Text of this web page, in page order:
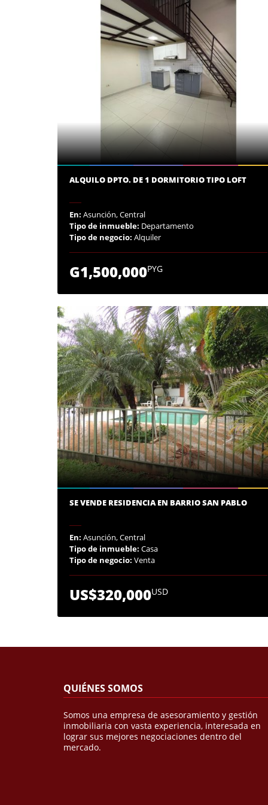
ALQUILO DPTO. DE 1 DORMITORIO TIPO LOFT
En: Asunción, Central
Tipo de inmueble: Departamento
Tipo de negocio: Alquiler
G1,500,000PYG
SE VENDE RESIDENCIA EN BARRIO SAN PABLO
En: Asunción, Central
Tipo de inmueble: Casa
Tipo de negocio: Venta
US$320,000USD
QUIÉNES SOMOS
Somos una empresa de asesoramiento y gestión
inmobiliaria con vasta experiencia, interesada en
lograr sus mejores negociaciones dentro del
mercado.